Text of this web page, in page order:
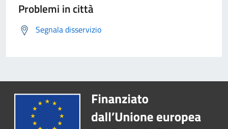
Problemi in città
Segnala disservizio